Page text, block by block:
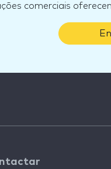
comerciais